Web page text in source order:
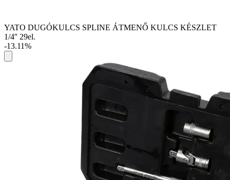
YATO DUGÓKULCS SPLINE ÁTMENŐ KULCS KÉSZLET
1/4'' 29el.
-13.11%